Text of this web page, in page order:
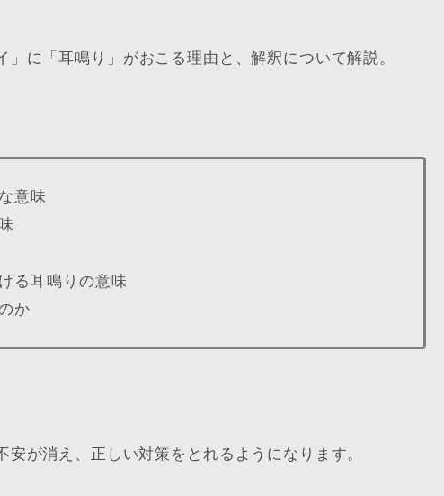
」に「耳鳴り 」がおこる理由と、解釈について解説。
意味
る耳鳴りの意味
か
が消え、正しい対策をとれるようになります。